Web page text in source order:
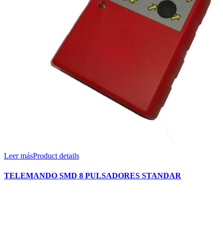
Leer másProduct details
TELEMANDO SMD 8 PULSADORES STANDAR